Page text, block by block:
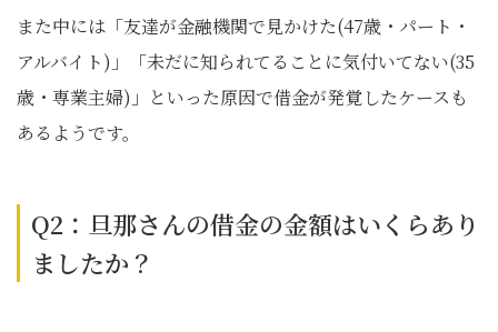
また中には「友達が金融機関で見かけた(47歳・パート・
アルバイト)」「未だに知られてることに気付いてない(35
歳・専業主婦)」といった原因で借金が発覚したケースも
あるようです。
Q2：旦那さんの借金の金額はいくらあり
ましたか？